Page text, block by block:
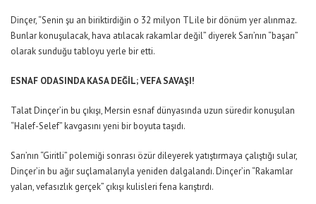
Dinçer, “Senin şu an biriktirdiğin o 32 milyon TL ile bir dönüm yer alınmaz.
Bunlar konuşulacak, hava atılacak rakamlar değil” diyerek Sarı’nın “başarı”
olarak sunduğu tabloyu yerle bir etti.
ESNAF ODASINDA KASA DEĞİL; VEFA SAVAŞI!
Talat Dinçer’in bu çıkışı, Mersin esnaf dünyasında uzun süredir konuşulan
“Halef-Selef” kavgasını yeni bir boyuta taşıdı.
Sarı’nın “Giritli” polemiği sonrası özür dileyerek yatıştırmaya çalıştığı sular,
Dinçer’in bu ağır suçlamalarıyla yeniden dalgalandı. Dinçer’in “Rakamlar
yalan, vefasızlık gerçek” çıkışı kulisleri fena karıştırdı.